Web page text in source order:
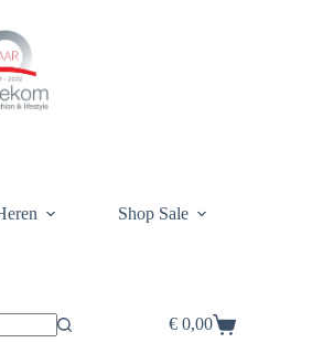
Shop Sale
Winkelwagen
€0,00